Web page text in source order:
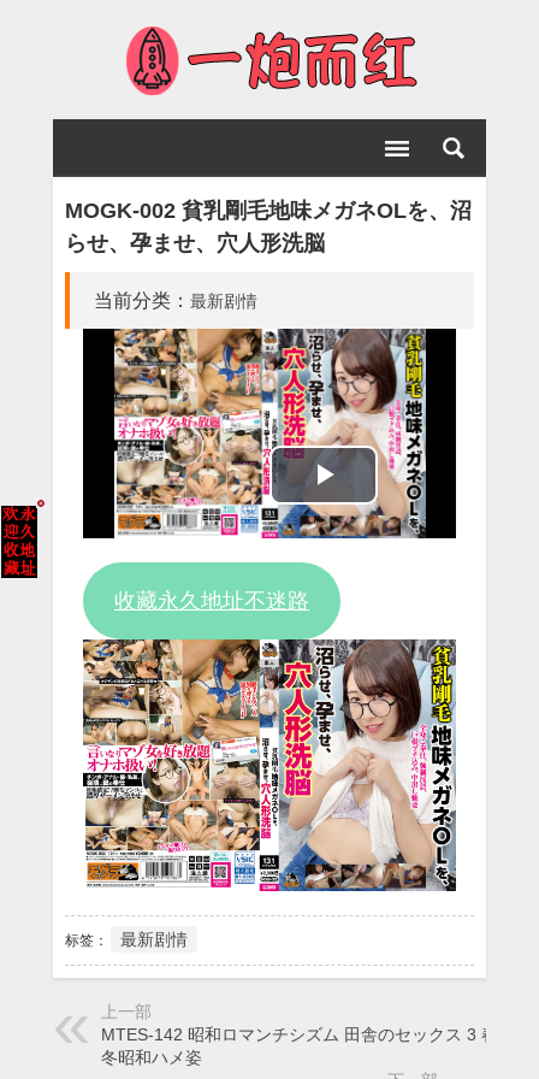
MOGK-002 貧乳剛毛地味メガネOLを、沼
らせ、孕ませ、穴人形洗脳
当前分类： 最新剧情
Play
收藏永久地址不迷路
标签： 最新剧情
上一部
MTES-142 昭和ロマンチシズム 田舎のセックス 3 春夏秋
冬昭和ハメ姿